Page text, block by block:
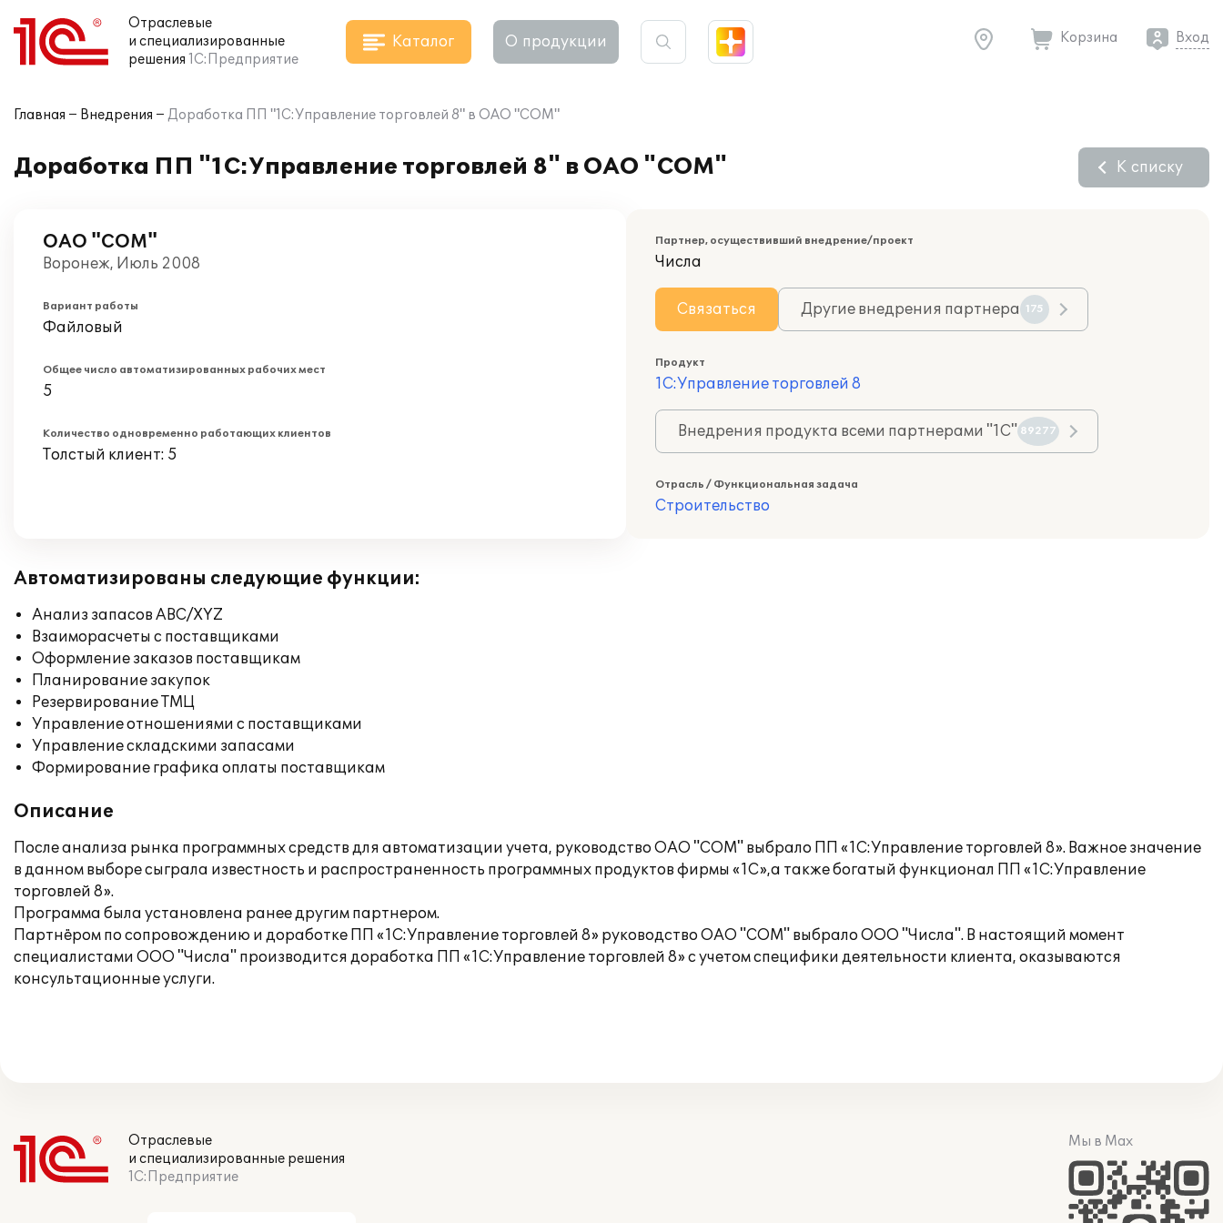
Отраслевые
и специализированные
решения 1С:Предприятие
Каталог О продукции Корзина Вход
Главная Внедрения Доработка ПП "1С:Управление торговлей 8" в ОАО "СОМ"
Доработка ПП "1С:Управление торговлей 8" в ОАО "СОМ" К списку
ОАО "СОМ"
Воронеж, Июль 2008
Вариант работы
Файловый
Общее число автоматизированных рабочих мест
5
Количество одновременно работающих клиентов
Толстый клиент: 5
Партнер, осуществивший внедрение/проект
Числа
Связаться Другие внедрения партнера 175
Продукт
1С:Управление торговлей 8
Внедрения продукта всеми партнерами "1С" 89277
Отрасль / Функциональная задача
Строительство
Автоматизированы следующие функции:
Анализ запасов ABC/XYZ
Взаиморасчеты с поставщиками
Оформление заказов поставщикам
Планирование закупок
Резервирование ТМЦ
Управление отношениями с поставщиками
Управление складскими запасами
Формирование графика оплаты поставщикам
Описание
После анализа рынка программных средств для автоматизации учета, руководство ОАО "СОМ" выбрало ПП «1С:Управление торговлей 8». Важное значение
в данном выборе сыграла известность и распространенность программных продуктов фирмы «1С»,а также богатый функционал ПП «1С:Управление
торговлей 8».
Программа была установлена ранее другим партнером.
Партнёром по сопровождению и доработке ПП «1С:Управление торговлей 8» руководство ОАО "СОМ" выбрало ООО "Числа". В настоящий момент
специалистами ООО "Числа" производится доработка ПП «1С:Управление торговлей 8» с учетом специфики деятельности клиента, оказываются
консультационные услуги.
Отраслевые
и специализированные решения
1С:Предприятие
Мы в Max